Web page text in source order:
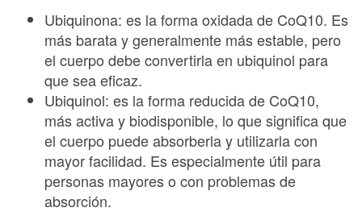
Ubiquinona: es la forma oxidada de CoQ10. Es
más barata y generalmente más estable, pero
el cuerpo debe convertirla en ubiquinol para
que sea eficaz.
Ubiquinol: es la forma reducida de CoQ10,
más activa y biodisponible, lo que significa que
el cuerpo puede absorberla y utilizarla con
mayor facilidad. Es especialmente útil para
personas mayores o con problemas de
absorción.